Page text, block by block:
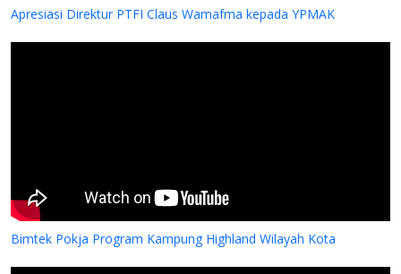
Apresiasi Direktur PTFI Claus Wamafma kepada YPMAK
Bimtek Pokja Program Kampung Highland Wilayah Kota